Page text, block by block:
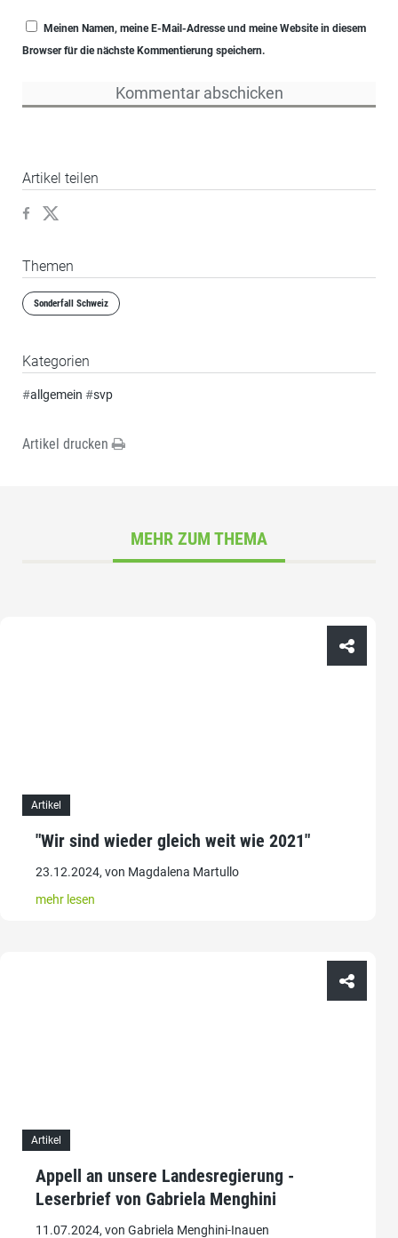
Meinen Namen, meine E-Mail-Adresse und meine Website in diesem
Browser für die nächste Kommentierung speichern.
Artikel teilen
Themen
Sonderfall Schweiz
Kategorien
#allgemein #svp
Artikel drucken
MEHR ZUM THEMA
Artikel
"Wir sind wieder gleich weit wie 2021"
23.12.2024, von Magdalena Martullo
mehr lesen
Artikel
Appell an unsere Landesregierung -
Leserbrief von Gabriela Menghini
11.07.2024, von Gabriela Menghini-Inauen